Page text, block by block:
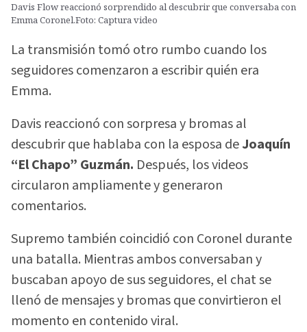
Davis Flow reaccionó sorprendido al descubrir que conversaba con
Emma Coronel.Foto: Captura video
La transmisión tomó otro rumbo cuando los
seguidores comenzaron a escribir quién era
Emma.
Davis reaccionó con sorpresa y bromas al
descubrir que hablaba con la esposa deJoaquín
“El Chapo” Guzmán. Después, los videos
circularon ampliamente y generaron
comentarios.
Supremo también coincidió con Coronel durante
una batalla. Mientras ambos conversaban y
buscaban apoyo de sus seguidores, el chat se
llenó de mensajes y bromas que convirtieron el
momento en contenido viral.